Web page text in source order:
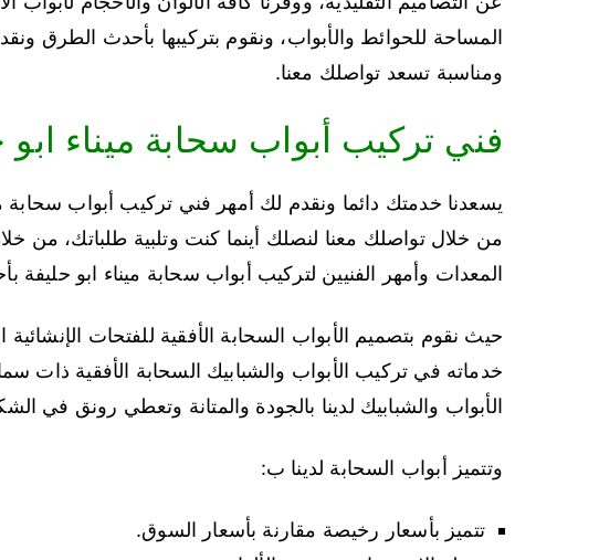
المساحة للحوائط والأبواب، ونقوم بتركيبها بأحدث الطرق
ومناسبة تسعد تواصلك معنا.
فني تركيب أبواب سحابة ميناء ابو
يسعدنا خدمتك دائما ونقدم لك أمهر فني تركيب أبواب سحابة
من خلال تواصلك معنا لنصلك أينما كنت وتلبية طلباتك، من
المعدات وأمهر الفنيين لتركيب أبواب سحابة ميناء ابو حليفة
حيث نقوم بتصميم الأبواب السحابة الأفقية للفتحات الإنشائية
الأبواب والشبابيك لدينا بالجودة والمتانة وتعطي رونق في
وتتميز أبواب السحابة لدينا ب:
تتميز بأسعار رخيصة مقارنة بأسعار السوق.